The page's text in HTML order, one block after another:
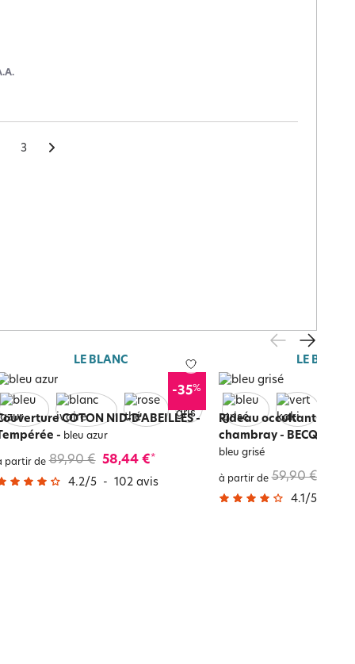
3
LE BLANC
-35%
COTON NID-D'ABEILLES -
- bleu azur
partir de 89,90 € 58,44 €*
4.2/5 - 102 avis
LE BLANC
Rideau occultant
chambray - BECQUET
bleu grisé
à partir de 59,90 €
4.1 /5